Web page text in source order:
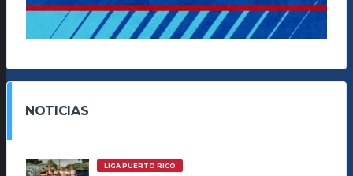
NOTICIAS
LIGA PUERTO RICO